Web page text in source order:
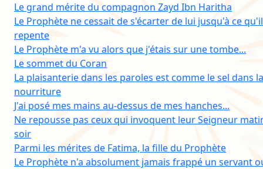
Le grand mérite du compagnon Zayd Ibn Haritha
Le Prophète ne cessait de s'écarter de lui jusqu'à ce
repente
Le Prophète m'a vu alors que j'étais sur une tombe...
Le sommet du Coran
La plaisanterie dans les paroles est comme le sel dans
nourriture
J'ai posé mes mains au-dessus de mes hanches...
Ne repousse pas ceux qui invoquent leur Seigneur
soir
Parmi les mérites de Fatima, la fille du Prophète
Le Prophète n'a absolument jamais frappé un servant